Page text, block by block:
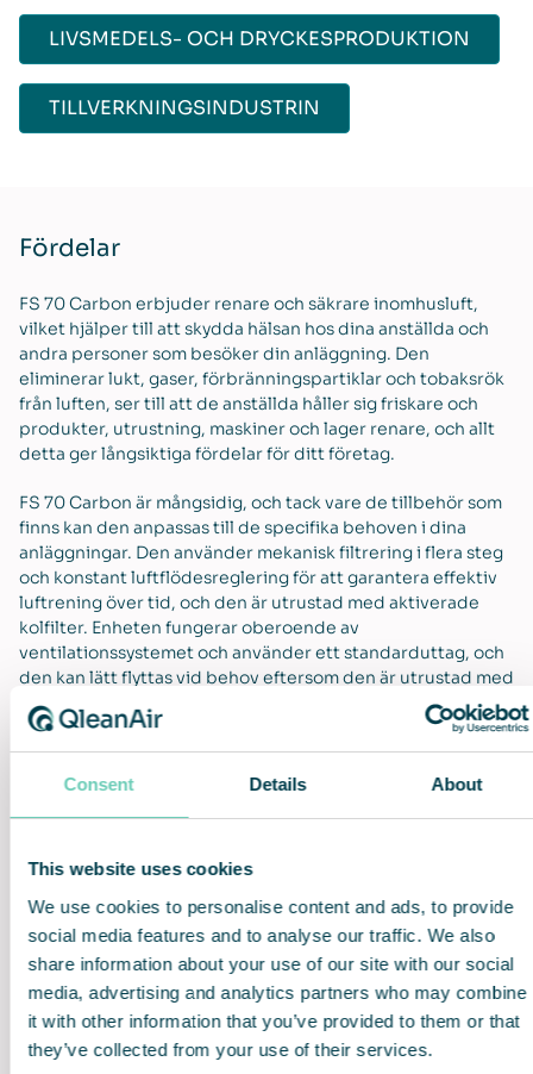
Consent Details About
This website uses cookies
We use cookies to personalise content and ads, to provide
social media features and to analyse our traffic. We also
share information about your use of our site with our social
media, advertising and analytics partners who may combine
it with other information that you’ve provided to them or that
they’ve collected from your use of their services.
LIVSMEDELS- OCH DRYCKESPRODUKTION
TILLVERKNINGSINDUSTRIN
Fördelar
FS 70 Carbon erbjuder renare och säkrare inomhusluft,
vilket hjälper till att skydda hälsan hos dina anställda och
andra personer som besöker din anläggning. Den
eliminerar lukt, gaser, förbränningspartiklar och tobaksrök
från luften, ser till att de anställda håller sig friskare och
produkter, utrustning, maskiner och lager renare, och allt
detta ger långsiktiga fördelar för ditt företag.
FS 70 Carbon är mångsidig, och tack vare de tillbehör som
finns kan den anpassas till de specifika behoven i dina
anläggningar. Den använder mekanisk filtrering i flera steg
och konstant luftflödesreglering för att garantera effektiv
luftrening över tid, och den är utrustad med aktiverade
kolfilter. Enheten fungerar oberoende av
ventilationssystemet och använder ett standarduttag, och
den kan lätt flyttas vid behov eftersom den är utrustad med
hjul.
inomhusluft
Mångsidig lösning,
anpassningsbar för många
behov
Problemfri installation och
användning